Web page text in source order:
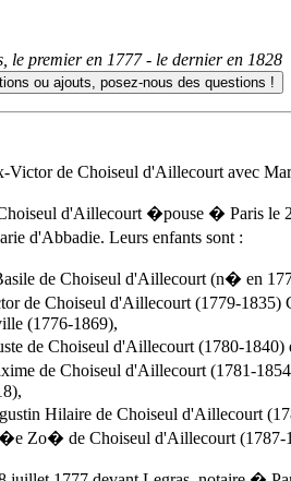
premier en 1777- le dernier en 1828
de Choiseul d'Aillecourt avec
d'Aillecourt �pouse � Paris le
d'Abbadie. Leurs enfants sont :
de Choiseul d'Aillecourt (n� en
de Choiseul d'Aillecourt (1779-
(1776-1869),
de Choiseul d'Aillecourt (1780-
de Choiseul d'Aillecourt (1781-
Hilaire de Choiseul d'Aillecourt
Zo� de Choiseul d'Aillecourt (1787-